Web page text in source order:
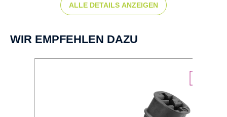
Scheibenbremse hydr.
ALLE DETAILS ANZEIGEN
WIR EMPFEHLEN DAZU